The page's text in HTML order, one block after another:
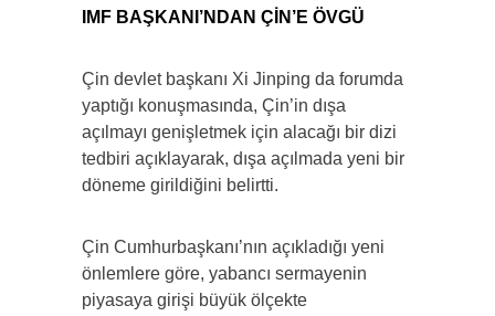
IMF BAŞKANI’NDAN ÇİN’E ÖVGÜ
Çin devlet başkanı Xi Jinping da forumda
yaptığı konuşmasında, Çin’in dışa
açılmayı genişletmek için alacağı bir dizi
tedbiri açıklayarak, dışa açılmada yeni bir
döneme girildiğini belirtti.
Çin Cumhurbaşkanı’nın açıkladığı yeni
önlemlere göre, yabancı sermayenin
piyasaya girişi büyük ölçekte